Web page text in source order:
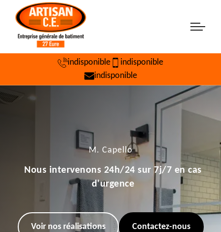
indisponible
indisponible
indisponible
M. Capello
Nous intervenons 24h/24 sur 7j/7 en cas
d'urgence
Voir nos réalisations Contactez-nous